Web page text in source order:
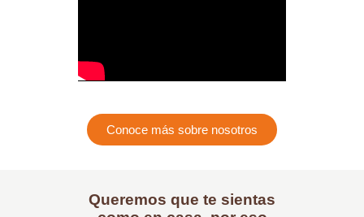
Conoce más sobre nosotros
Queremos que te sientas